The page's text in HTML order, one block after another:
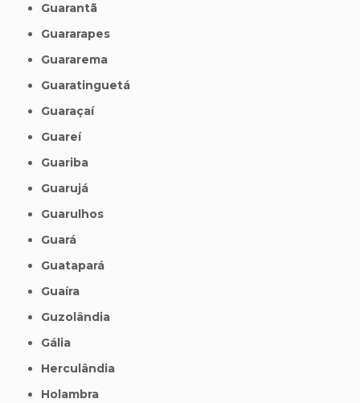
Guarantã
Guararapes
Guararema
Guaratinguetá
Guaraçaí
Guareí
Guariba
Guarujá
Guarulhos
Guará
Guatapará
Guaíra
Guzolândia
Gália
Herculândia
Holambra